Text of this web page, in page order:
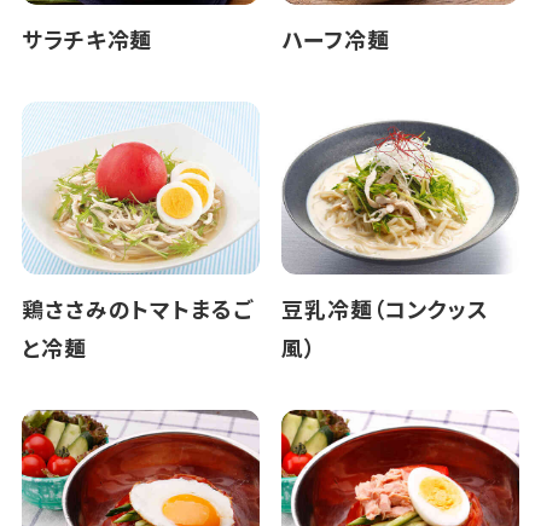
サラチキ冷麺 ハーフ冷麺
鶏ささみのトマトまるご
と冷麺
豆乳冷麺（コンクッス
風）